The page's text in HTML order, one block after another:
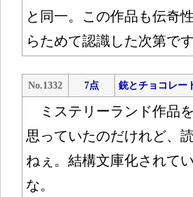
と同一。この作品も伝奇
らためて認識した次第です
No.1332 7点 銃とチョコレー
ミステリーランド作品
思っていたのだけれど、
ねぇ。結構文庫化されて
な。